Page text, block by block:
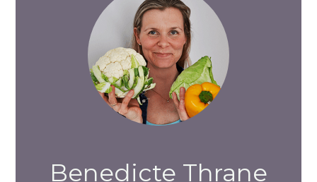
Benedicte Thrane